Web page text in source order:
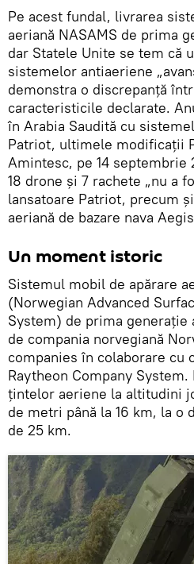
Pe acest fundal, livrarea
aeriană NASAMS de prima
dar Statele Unite se tem că
sistemelor antiaeriene
demonstra o discrepanță
caracteristicile declarate.
în Arabia Saudită cu
Patriot, ultimele modificații
Amintesc, pe 14 septembrie
18 drone și 7 rachete „nu a
lansatoare Patriot, precum
aeriană de bazare nava
Un moment istoric
Sistemul mobil de apărare
(Norwegian Advanced
System) de prima generație
de compania norvegiană
companies în colaborare cu
Raytheon Company
țintelor aeriene la altitudini
de metri până la 16 km, la o
de 25 km.